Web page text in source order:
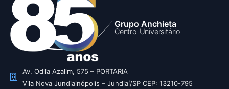
Grupo Anchieta
Centro Universitário
Av. Odila Azalim, 575 – PORTARIA
Vila Nova Jundiainópolis – Jundiaí/SP CEP: 13210-795